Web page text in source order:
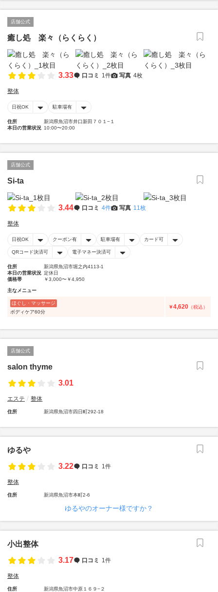
店舗公式
癒し処 楽々（らくらく）
3.33 口コミ 1件 写真 4枚
整体
日祝OK 駐車場有
住所
新潟県魚沼市井口新田７０１−１
本日の営業状況 10:00〜20:00
店舗公式
Si-ta
3.44 口コミ 4件 写真 11枚
整体
日祝OK クーポン有 駐車場有 カード可
QRコード決済可 電子マネー決済可
住所
新潟県魚沼市堀之内4113-1
本日の営業状況 定休日
価格帯
￥3,000〜￥4,950
主なメニュー
ほぐし・マッサージ
ボディケア60分
￥4,620 （税込）
店舗公式
salon thyme
3.01
エステ 整体
住所 新潟県魚沼市四日町292-18
ゆるや
3.22
口コミ 1件
整体
住所 新潟県魚沼市本町2-6
ゆるやのオーナー様ですか？
小出整体
3.17
口コミ 1件
整体
住所 新潟県魚沼市中原１６９−２